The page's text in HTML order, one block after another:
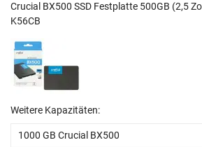
Crucial BX500 SSD Festplatte 500GB (2,5
K56CB
Weitere Kapazitäten:
1000 GB Crucial BX500